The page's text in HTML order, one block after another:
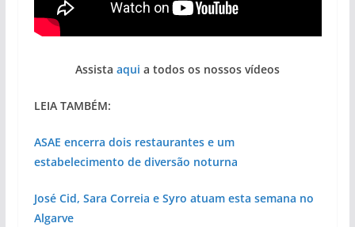
Assista aqui a todos os nossos vídeos
LEIA TAMBÉM:
ASAE encerra dois restaurantes e um
estabelecimento de diversão noturna
José Cid, Sara Correia e Syro atuam esta semana no
Algarve